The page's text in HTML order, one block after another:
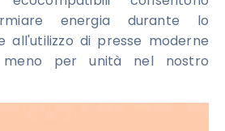
energia durante lo
all'utilizzo di presse moderne
meno per unità nel nostro